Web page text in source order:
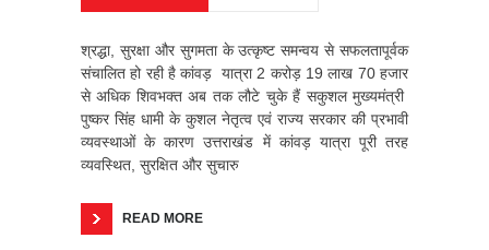
श्रद्धा, सुरक्षा और सुगमता के उत्कृष्ट समन्वय से सफलतापूर्वक
संचालित हो रही है कांवड़ यात्रा 2 करोड़ 19 लाख 70 हजार
से अधिक शिवभक्त अब तक लौटे चुके हैं सकुशल मुख्यमंत्री
पुष्कर सिंह धामी के कुशल नेतृत्व एवं राज्य सरकार की प्रभावी
व्यवस्थाओं के कारण उत्तराखंड में कांवड़ यात्रा पूरी तरह
व्यवस्थित, सुरक्षित और सुचारु
READ MORE